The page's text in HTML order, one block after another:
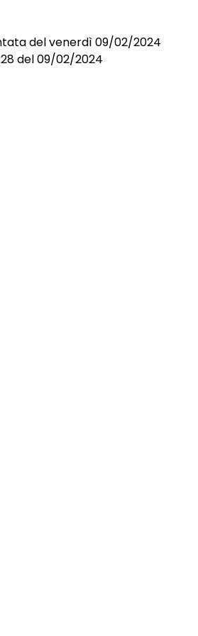
del venerdì 09/02/2024
del 09/02/2024